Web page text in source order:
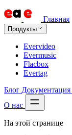
Главная
Продукты
Evervideo
Evermusic
Flacbox
Evertag
Блог Документация
О нас
На этой странице